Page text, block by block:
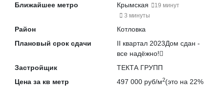
Ближайшее метро
Крымская
19 минут
3 минуты
Район
Котловка
Плановый срок сдачи
II квартал 2023Дом сдан -
все надёжно!
Застройщик
ТЕКТА ГРУПП
Цена за кв метр
497 000 руб/м2(это на 22%